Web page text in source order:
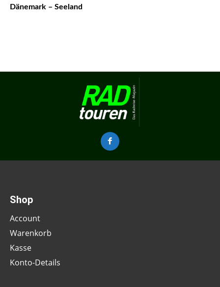
Dänemark – Seeland
Shop
Account
Warenkorb
Kasse
Konto-Details